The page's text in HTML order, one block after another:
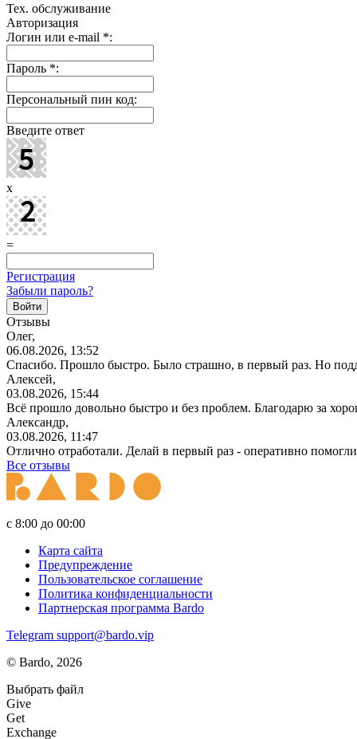
Тех. обслуживание
Авторизация
Логин или e-mail *:
Пароль *:
Персональный пин код:
Введите ответ
x
=
Регистрация
Забыли пароль?
Отзывы
Олег,
06.08.2026, 13:52
Спасибо. Прошло быстро. Было страшно, в первый раз. Но
Алексей,
03.08.2026, 15:44
Всё прошло довольно быстро и без проблем. Благодарю за
Александр,
03.08.2026, 11:47
Отлично отработали. Делай в первый раз - оперативно
Все отзывы
с 8:00 до 00:00
Карта сайта
Предупреждение
Пользовательское соглашение
Политика конфиденциальности
Партнерская программа Bardo
Telegram support@bardo.vip
© Bardo, 2026
Выбрать файл
Give
Get
Exchange